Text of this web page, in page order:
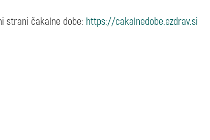
strani čakalne dobe: https://cakalnedobe.ezdrav.si